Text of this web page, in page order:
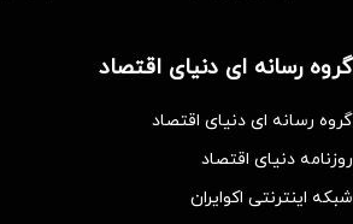
گروه رسانه ای دنیای اقتصاد
گروه رسانه ای دنیای اقتصاد
روزنامه دنیای اقتصاد
شبکه اینترنتی اکوایران